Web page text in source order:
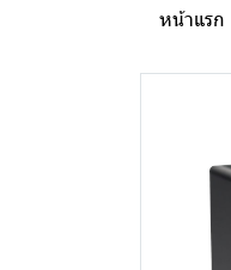
หน้าแรก